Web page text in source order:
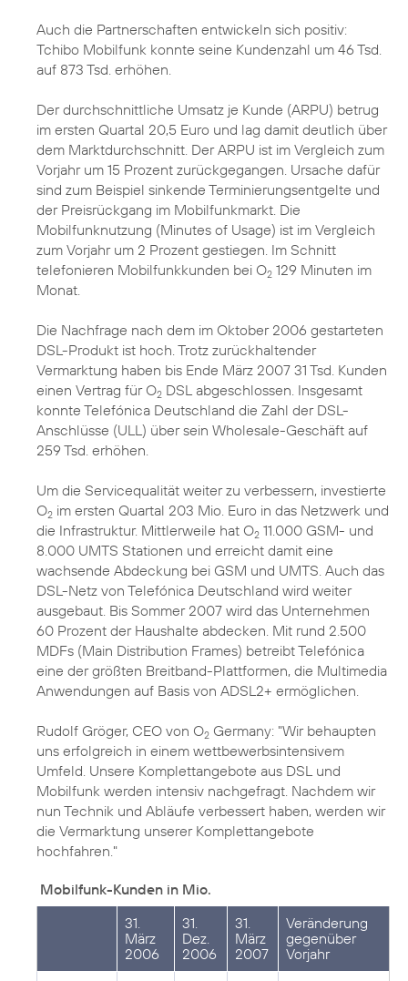
Auch die Partnerschaften entwickeln sich positiv:
Tchibo Mobilfunk konnte seine Kundenzahl um 46 Tsd.
auf 873 Tsd. erhöhen.
Der durchschnittliche Umsatz je Kunde (ARPU) betrug
im ersten Quartal 20,5 Euro und lag damit deutlich über
dem Marktdurchschnitt. Der ARPU ist im Vergleich zum
Vorjahr um 15 Prozent zurückgegangen. Ursache dafür
sind zum Beispiel sinkende Terminierungsentgelte und
der Preisrückgang im Mobilfunkmarkt. Die
Mobilfunknutzung (Minutes of Usage) ist im Vergleich
zum Vorjahr um 2 Prozent gestiegen. Im Schnitt
telefonieren Mobilfunkkunden bei O2 129 Minuten im
Monat.
Die Nachfrage nach dem im Oktober 2006 gestarteten
DSL-Produkt ist hoch. Trotz zurückhaltender
Vermarktung haben bis Ende März 2007 31 Tsd. Kunden
einen Vertrag für O2 DSL abgeschlossen. Insgesamt
konnte Telefónica Deutschland die Zahl der DSL-
Anschlüsse (ULL) über sein Wholesale-Geschäft auf
259 Tsd. erhöhen.
Um die Servicequalität weiter zu verbessern, investierte
O2 im ersten Quartal 203 Mio. Euro in das Netzwerk und
die Infrastruktur. Mittlerweile hat O2 11.000 GSM- und
8.000 UMTS Stationen und erreicht damit eine
wachsende Abdeckung bei GSM und UMTS. Auch das
DSL-Netz von Telefónica Deutschland wird weiter
ausgebaut. Bis Sommer 2007 wird das Unternehmen
60 Prozent der Haushalte abdecken. Mit rund 2.500
MDFs (Main Distribution Frames) betreibt Telefónica
eine der größten Breitband-Plattformen, die Multimedia
Anwendungen auf Basis von ADSL2+ ermöglichen.
Rudolf Gröger, CEO von O2 Germany: "Wir behaupten
uns erfolgreich in einem wettbewerbsintensivem
Umfeld. Unsere Komplettangebote aus DSL und
Mobilfunk werden intensiv nachgefragt. Nachdem wir
nun Technik und Abläufe verbessert haben, werden wir
die Vermarktung unserer Komplettangebote
hochfahren."
Mobilfunk-Kunden in Mio.
31.
März
2006
31.
Dez.
2006
31.
März
2007
Veränderung
gegenüber
Vorjahr